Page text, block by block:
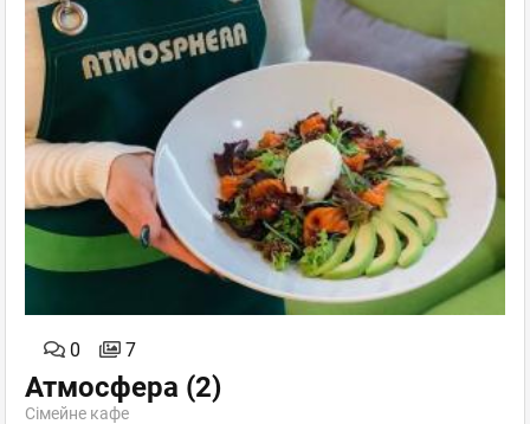
0 7
Атмосфера (2)
Сімейне кафе